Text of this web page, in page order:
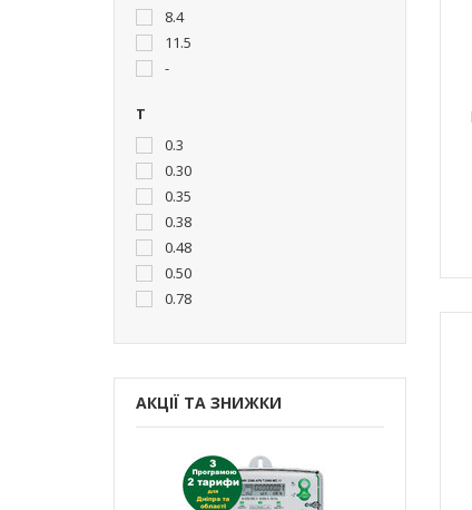
8.4
11.5
-
T
0.3
0.30
0.35
0.38
0.48
0.50
0.78
АКЦІЇ ТА ЗНИЖКИ